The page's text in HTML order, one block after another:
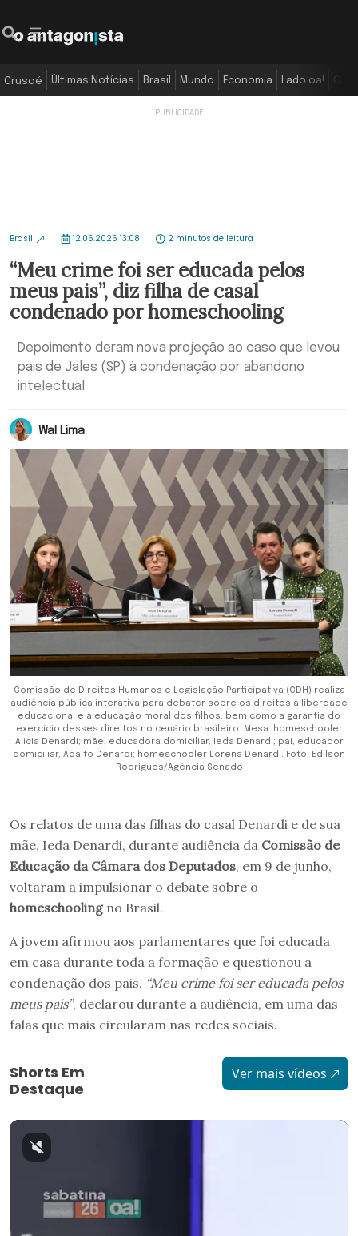
Crusoé Últimas Notícias Brasil Mundo Economia Lado oa!
Brasil 12.06.2026 13:08 2 minutos de leitura
“Meu crime foi ser educada pelos
meus pais”, diz filha de casal
condenado por homeschooling
Depoimento deram nova projeção ao caso que levou
pais de Jales (SP) à condenação por abandono
intelectual
Wal Lima
Comissão de Direitos Humanos e Legislação Participativa (CDH) realiza
audiência pública interativa para debater sobre os direitos à liberdade
educacional e à educação moral dos filhos, bem como a garantia do
exercício desses direitos no cenário brasileiro. Mesa: homeschooler
Alicia Denardi; mãe, educadora domiciliar, Ieda Denardi; pai, educador
domiciliar, Adalto Denardi; homeschooler Lorena Denardi. Foto: Edilson
Rodrigues/Agência Senado
Os relatos de uma das filhas do casal Denardi e de sua
mãe, Ieda Denardi, durante audiência da Comissão de
Educação da Câmara dos Deputados, em 9 de junho,
voltaram a impulsionar o debate sobre o
homeschoolingno Brasil.
A jovem afirmou aos parlamentares que foi educada
em casa durante toda a formação e questionou a
condenação dos pais. “Meu crime foi ser educada pelos
meus pais”, declarou durante a audiência, em uma das
falas que mais circularam nas redes sociais.
Shorts Em
Destaque
Ver mais vídeos